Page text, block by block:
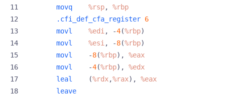
movq
%rsp,
%rbp
.cfi_def_cfa_register 6
movl
%edi, -4(%rbp)
movl
%esi, -8(%rbp)
movl
-8(%rbp),
%eax
movl
-4(%rbp),
%edx
leal
(%rdx,%rax),
%eax
leave